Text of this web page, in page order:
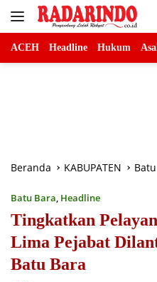
Langsung
ACEH Headline Hukum
Beranda KABUPATEN
Batu Bara, Headline
Tingkatkan
Lima Pejabat
Batu Bara